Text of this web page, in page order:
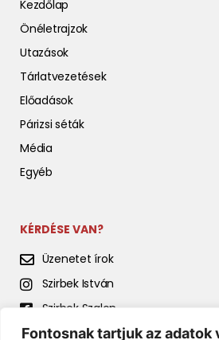
Fontosnak tartjuk az adatok
Kezdőlap
Önéletrajzok
Utazások
Tárlatvezetések
Előadások
Párizsi séták
Média
Egyéb
KÉRDÉSE VAN?
Üzenetet írok
Szirbek István
Szirbek Szalon
Szirbek István előadásai